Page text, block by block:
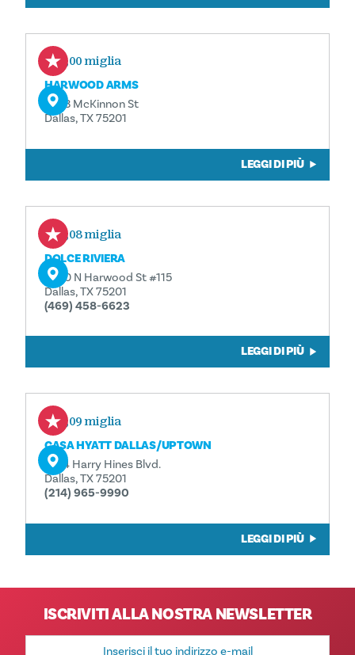
0,00 miglia
HARWOOD ARMS
2823 McKinnon St
Dallas, TX 75201
LEGGI DI PIÙ
0,08 miglia
DOLCE RIVIERA
2950 N Harwood St #115
Dallas, TX 75201
(469) 458-6623
LEGGI DI PIÙ
0,09 miglia
CASA HYATT DALLAS/UPTOWN
2914 Harry Hines Blvd.
Dallas, TX 75201
(214) 965-9990
LEGGI DI PIÙ
ISCRIVITI ALLA NOSTRA NEWSLETTER
Indirizzo